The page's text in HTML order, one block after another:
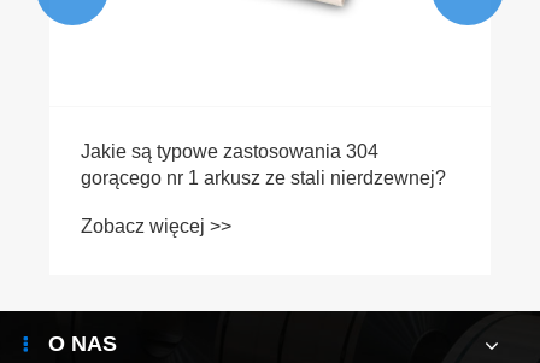
Jakie są typowe zastosowania 304
gorącego nr 1 arkusz ze stali nierdzewnej?
Zobacz więcej >>
O NAS